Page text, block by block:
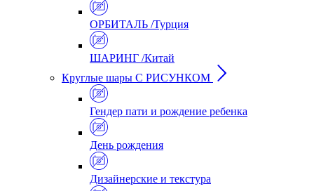
ОРБИТАЛЬ /Турция
ШАРИНГ /Китай
Круглые шары С РИСУНКОМ
Гендер пати и рождение ребенка
День рождения
Дизайнерские и текстура